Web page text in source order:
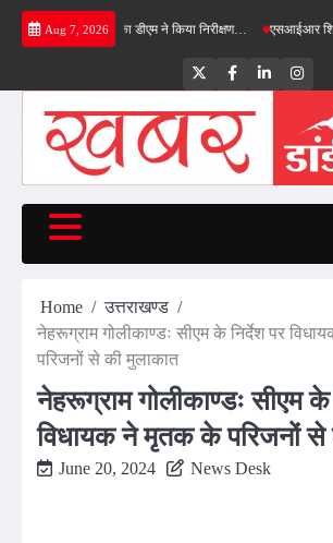
Skip
Aug 7, 2026
बाईपास का डीएम ने किया निरीक्षण… एसआईआर शिविरों का
TwitterFacebookLinkedIn
Home
उत्तराखण्ड
नेहरूग्राम गोलीकाण्डः सीएम के निर्देश पर
परिजनों से की मुलाकात
नेहरूग्राम गोलीकाण्डः सीएम के
विधायक ने मृतक के परिजनों से
June 20, 2024 News Desk